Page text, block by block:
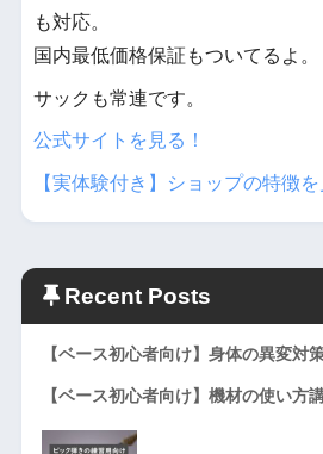
も対応。
国内最低価格保証もついてるよ。
サックも常連です。
公式サイトを見る！
【実体験付き】ショップの特徴を
Recent Posts
【ベース初心者向け】身体の異変対
【ベース初心者向け】機材の使い方